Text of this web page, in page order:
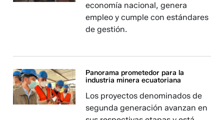
economía nacional, genera
empleo y cumple con estándares
de gestión.
Panorama prometedor para la
industria minera ecuatoriana
Los proyectos denominados de
segunda generación avanzan en